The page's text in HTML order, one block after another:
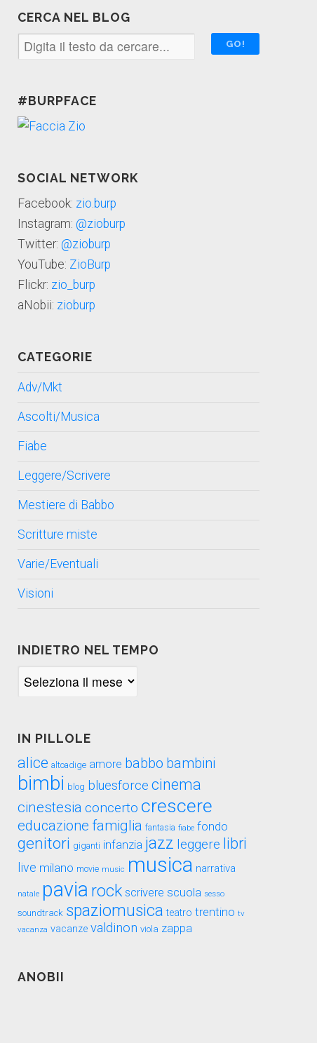
CERCA NEL BLOG
#BURPFACE
SOCIAL NETWORK
Facebook: zio.burp
Instagram: @zioburp
Twitter: @zioburp
YouTube: ZioBurp
Flickr: zio_burp
aNobii: zioburp
CATEGORIE
Adv/Mkt
Ascolti/Musica
Fiabe
Leggere/Scrivere
Mestiere di Babbo
Scritture miste
Varie/Eventuali
Visioni
INDIETRO NEL TEMPO
Indietro
IN PILLOLE
alice altoadige amore babbo bambini
bimbi blog bluesforce cinema
cinestesia concerto crescere
educazione famiglia fantasia fiabe fondo
genitori giganti infanzia jazz leggere libri
live milano movie music musica narrativa
natale pavia rock scrivere scuola sesso
soundtrack spaziomusica teatro trentino tv
vacanza vacanze valdinon viola zappa
ANOBII